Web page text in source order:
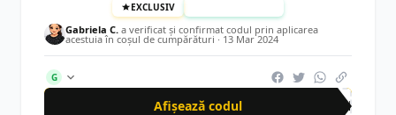
EXCLUSIV
Gabriela C. a verificat și confirmat codul prin aplicarea
acestuia în coșul de cumpărături · 13 Mar 2024
G
Afișează codul CRN